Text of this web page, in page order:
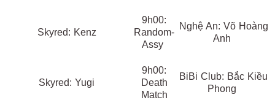
Skyred: Kenz
9h00:
Random-
Assy
Nghệ An: Võ Hoàng
Anh
Skyred: Yugi
9h00:
Death
Match
BiBi Club: Bắc Kiều
Phong